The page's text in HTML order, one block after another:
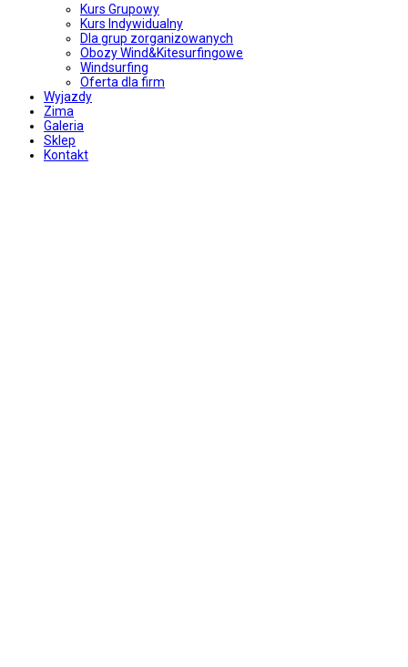
Kurs Grupowy
Kurs Indywidualny
Dla grup zorganizowanych
Obozy Wind&Kitesurfingowe
Windsurfing
Oferta dla firm
Wyjazdy
Zima
Galeria
Sklep
Kontakt